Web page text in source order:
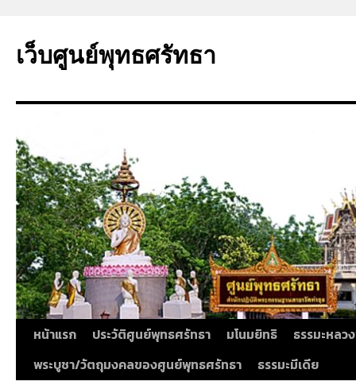
ยัง
เว็บศูนย์พุทธศรัทธา
หน้าแรก ประวัติศูนย์พุทธศรัทธา มโนมยิทธิ
ธรรมะหลว
พระบูชา/วัตถุมงคลของศูนย์พุทธศรัทธา
ธรรมะมีเดีย